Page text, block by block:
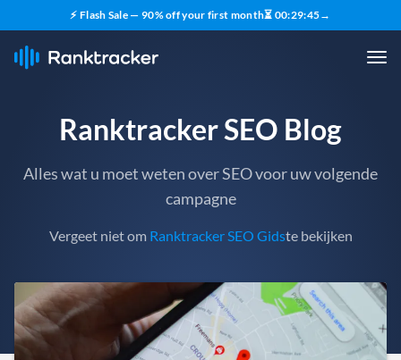
⚡ Flash Sale — 90% off your first month⏳ 00:29:43→
Ranktracker SEO Blog
Alles wat u moet weten over SEO voor uw volgende
campagne
Vergeet niet om Ranktracker SEO Gidste bekijken